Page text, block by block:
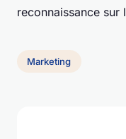
reconnaissance sur
Marketing